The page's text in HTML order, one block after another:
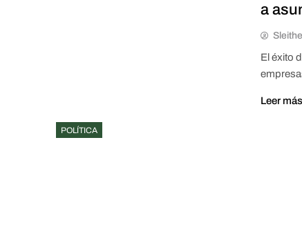
POLÍTICA
a
El éxito
Leer más